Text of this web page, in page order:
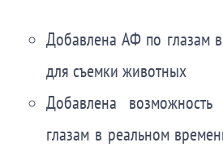
Добавлена АФ по глазам
для съемки животных
Добавлена
глазам в реальном